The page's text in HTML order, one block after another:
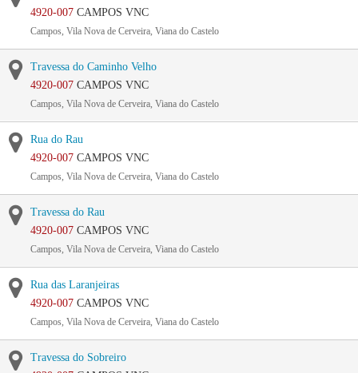
4920-007 CAMPOS VNC
Campos, Vila Nova de Cerveira, Viana do Castelo
Travessa do Caminho Velho
4920-007 CAMPOS VNC
Campos, Vila Nova de Cerveira, Viana do Castelo
Rua do Rau
4920-007 CAMPOS VNC
Campos, Vila Nova de Cerveira, Viana do Castelo
Travessa do Rau
4920-007 CAMPOS VNC
Campos, Vila Nova de Cerveira, Viana do Castelo
Rua das Laranjeiras
4920-007 CAMPOS VNC
Campos, Vila Nova de Cerveira, Viana do Castelo
Travessa do Sobreiro